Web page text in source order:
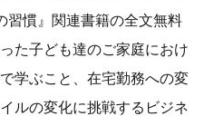
習慣』関連書籍の全文無料
た子ども達のご家庭におけ
学ぶこと、在宅勤務への変
ルの変化に挑戦するビジネ